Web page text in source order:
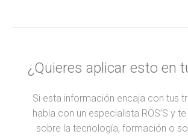
¿Quieres aplicar esto en
Si esta información encaja con tus
habla con un especialista RÖS’S y
sobre la tecnología, formación o